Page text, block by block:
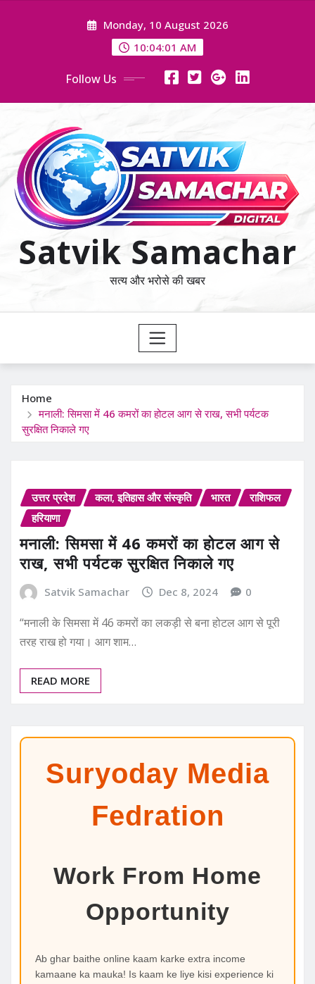
Monday, 10 August 2026
10:04:01 AM
Follow Us
Satvik Samachar
सत्य और भरोसे की खबर
Home
मनाली: सिमसा में 46 कमरों का होटल आग से राख, सभी पर्यटक
सुरक्षित निकाले गए
उत्तर प्रदेश कला, इतिहास और संस्कृति भारत
राशिफल
हरियाणा
मनाली: सिमसा में 46 कमरों का होटल आग से
राख, सभी पर्यटक सुरक्षित निकाले गए
Satvik Samachar Dec 8, 2024 0
“मनाली के सिमसा में 46 कमरों का लकड़ी से बना होटल आग से पूरी
तरह राख हो गया। आग शाम…
READ MORE
Suryoday Media
Fedration
Work From Home
Opportunity
Ab ghar baithe online kaam karke extra income
kamaane ka mauka! Is kaam ke liye kisi experience ki